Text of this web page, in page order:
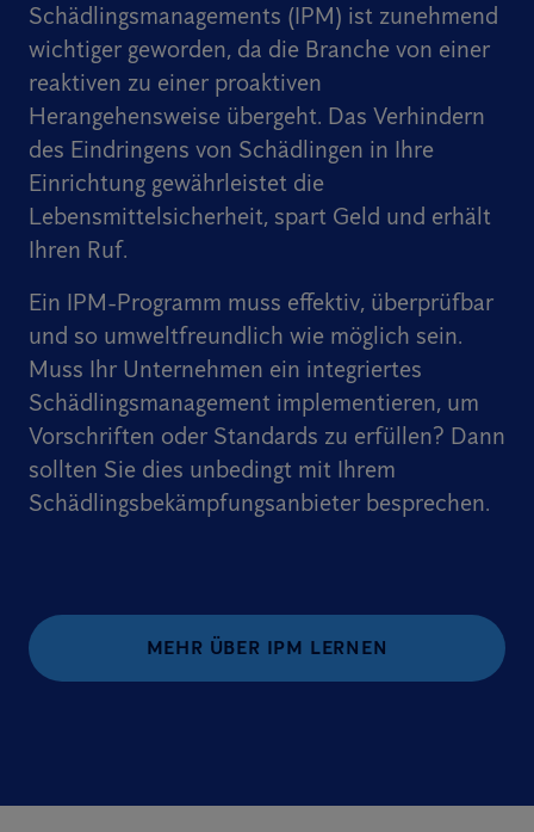
Schädlingsmanagements (IPM) ist zunehmend
wichtiger geworden, da die Branche von einer
reaktiven zu einer proaktiven
Herangehensweise übergeht. Das Verhindern
des Eindringens von Schädlingen in Ihre
Einrichtung gewährleistet die
Lebensmittelsicherheit, spart Geld und erhält
Ihren Ruf.
Ein IPM-Programm muss effektiv, überprüfbar
und so umweltfreundlich wie möglich sein.
Muss Ihr Unternehmen ein integriertes
Schädlingsmanagement implementieren, um
Vorschriften oder Standards zu erfüllen? Dann
sollten Sie dies unbedingt mit Ihrem
Schädlingsbekämpfungsanbieter besprechen.
MEHR ÜBER IPM LERNEN